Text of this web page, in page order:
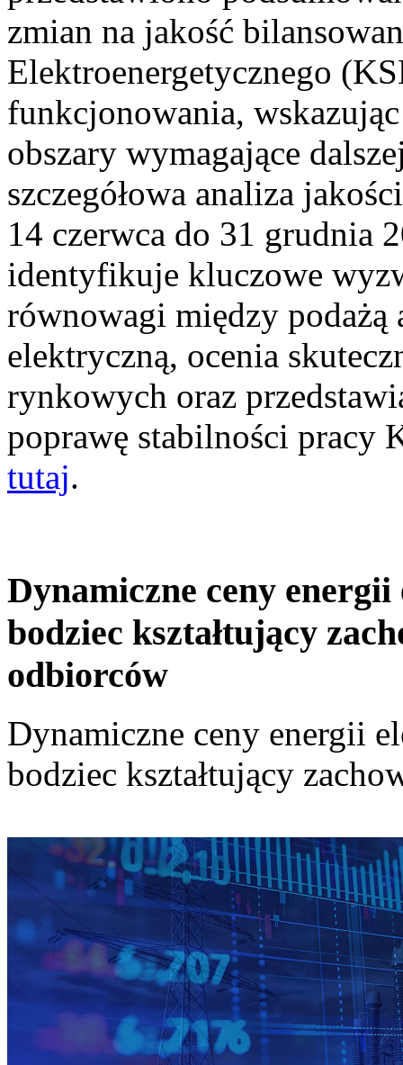
zmian na jakość
Elektroenergetycznego
funkcjonowania,
obszary wymagające
szczegółowa analiza
14 czerwca do 31 grudnia
identyfikuje kluczowe
równowagi między podażą
elektryczną, ocenia
rynkowych oraz
poprawę stabilności pracy
tutaj.
Dynamiczne ceny
bodziec kształtujący
odbiorców
Dynamiczne ceny energii
bodziec kształtujący